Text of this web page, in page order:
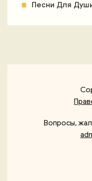
Песни Для
Вопросы,